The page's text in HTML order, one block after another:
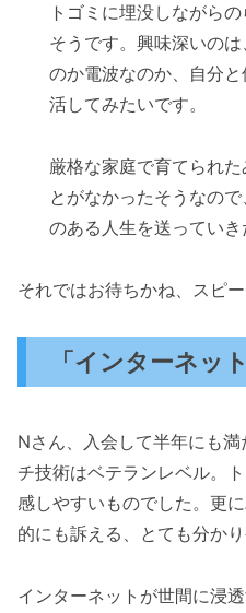
トゴミに埋没しながら
そうです。興味深いの
のか電波なのか、自分
活してみたいです。
厳格な家庭で育てられ
とがなかったそうなの
のある人生を送っていき
それではお待ちかね、スピー
「インターネッ
Nさん、入会して半年にも
チ技術はベテランレベル。
感しやすいものでした。更
的にも訴える、とても分かり
インターネットが世間に浸